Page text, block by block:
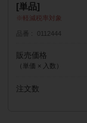
[単品]
軽減税率対象
品番 0112444
販売価格
（単価 × 入数）
注文数